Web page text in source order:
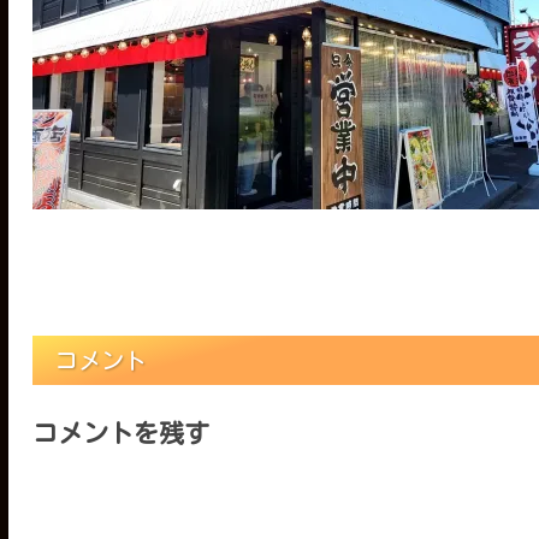
コメント
コメントを残す